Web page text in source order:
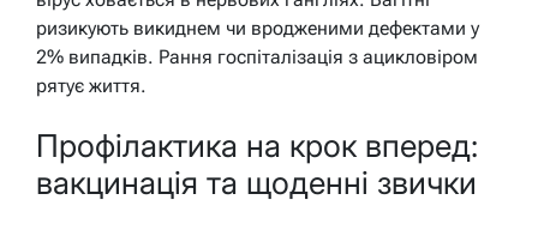
ризикують викиднем чи вродженими дефектами у
2% випадків. Рання госпіталізація з ацикловіром
рятує життя.
Профілактика на крок вперед:
вакцинація та щоденні звички